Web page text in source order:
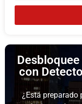
con
¿Está preparado